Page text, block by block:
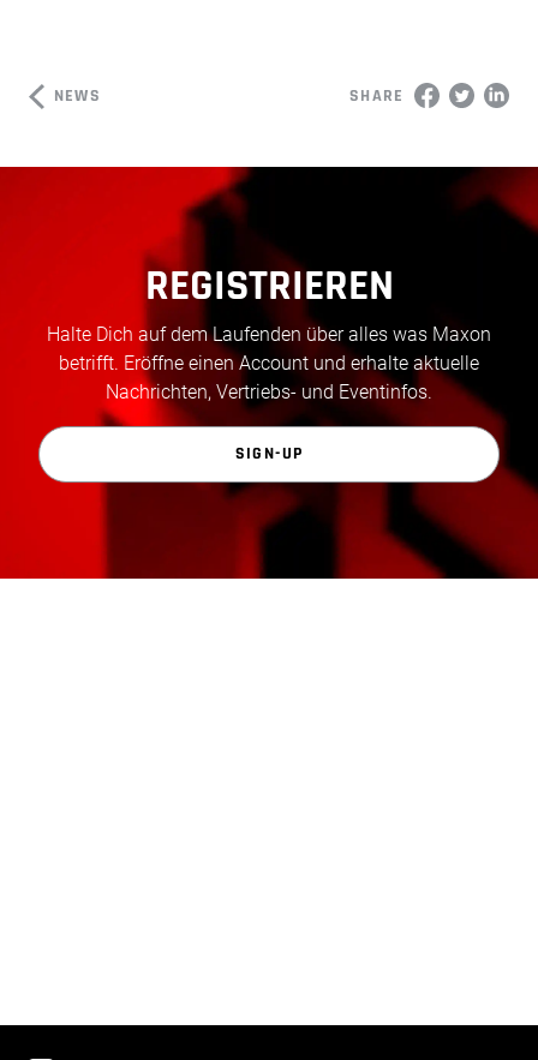
NEWS SHARE
REGISTRIEREN
Halte Dich auf dem Laufenden über alles was Maxon
betrifft. Eröffne einen Account und erhalte aktuelle
Nachrichten, Vertriebs- und Eventinfos.
SIGN-UP